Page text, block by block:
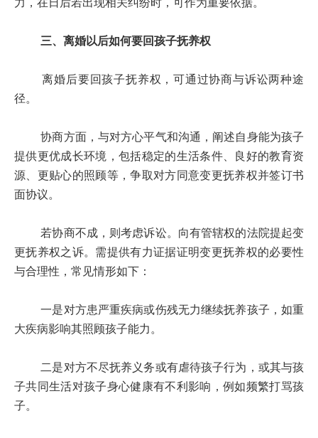
力，在日后若出现相关纠纷时，可作为重要依据。
三、离婚以后如何要回孩子抚养权
离婚后要回孩子抚养权，可通过协商与诉讼两种途
径。
协商方面，与对方心平气和沟通，阐述自身能为孩子
提供更优成长环境，包括稳定的生活条件、良好的教育资
源、更贴心的照顾等，争取对方同意变更抚养权并签订书
面协议。
若协商不成，则考虑诉讼。向有管辖权的法院提起变
更抚养权之诉。需提供有力证据证明变更抚养权的必要性
与合理性，常见情形如下：
一是对方患严重疾病或伤残无力继续抚养孩子，如重
大疾病影响其照顾孩子能力。
二是对方不尽抚养义务或有虐待孩子行为，或其与孩
子共同生活对孩子身心健康有不利影响，例如频繁打骂孩
子。